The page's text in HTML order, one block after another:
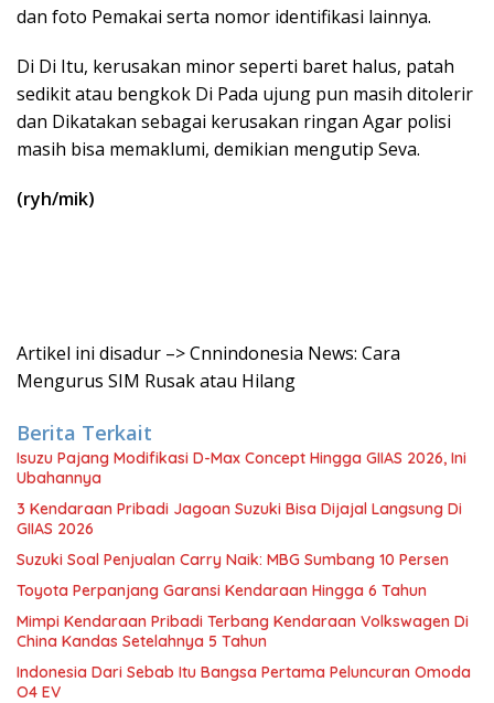
dan foto Pemakai serta nomor identifikasi lainnya.
Di Di Itu, kerusakan minor seperti baret halus, patah
sedikit atau bengkok Di Pada ujung pun masih ditolerir
dan Dikatakan sebagai kerusakan ringan Agar polisi
masih bisa memaklumi, demikian mengutip Seva.
(ryh/mik)
Artikel ini disadur –> Cnnindonesia News: Cara
Mengurus SIM Rusak atau Hilang
Berita Terkait
Isuzu Pajang Modifikasi D-Max Concept Hingga GIIAS 2026, Ini
Ubahannya
3 Kendaraan Pribadi Jagoan Suzuki Bisa Dijajal Langsung Di
GIIAS 2026
Suzuki Soal Penjualan Carry Naik: MBG Sumbang 10 Persen
Toyota Perpanjang Garansi Kendaraan Hingga 6 Tahun
Mimpi Kendaraan Pribadi Terbang Kendaraan Volkswagen Di
China Kandas Setelahnya 5 Tahun
Indonesia Dari Sebab Itu Bangsa Pertama Peluncuran Omoda
O4 EV